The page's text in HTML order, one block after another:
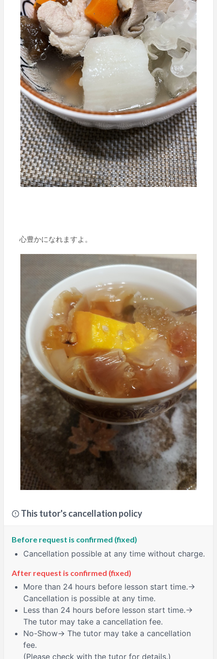
心豊かになれますよ。
This tutor's cancellation policy
Before request is confirmed (fixed)
Cancellation possible at any time without charge.
After request is confirmed (fixed)
More than 24 hours before lesson start time.→
Cancellation is possible at any time.
Less than 24 hours before lesson start time.→
The tutor may take a cancellation fee.
No-Show→ The tutor may take a cancellation
fee.
(Please check with the tutor for details.)